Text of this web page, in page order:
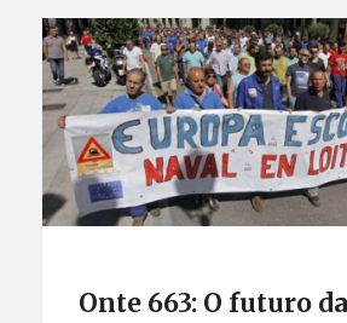
Onte 663: O futuro